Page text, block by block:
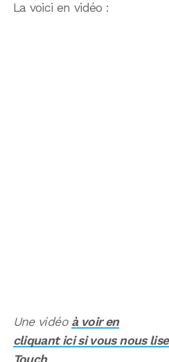
La voici en vidéo :
Une vidéo à voir en
cliquant ici si vous nous
Touch